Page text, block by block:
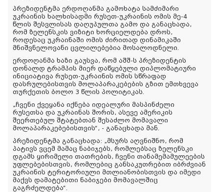
პრეზიდენტმა ერდოღანმა გამოხატა სამძიმარი
უკრაინის ხალხისადმი რუსეთ-უკრაინის ომის მე-4
წლის შესვლისას დაღუპულთა გამო და განაცხადა,
რომ ზელენსკის ვიზიტი ხორციელდება დროს,
როდესაც უკრაინაში ომის ძირითად დინამიკაში
მნიშვნელოვანი ცვლილებებია მოსალოდნელი.
ერდოღანმა ხაზი გაუსვა, რომ აშშ-ს პრეზიდენტის
დონალდ ტრამპის მიერ დაწყებული დიპლომატიური
ინიციატივა რუსეთ-უკრაინის ომის სწრაფად
დასრულებისთვის მოლაპარაკებების გზით ემთხვევა
თურქეთის ბოლო 3 წლის პოლიტიკას.
„ჩვენი ქვეყანა იქნება იდეალური მასპინძელი
რუსეთსა და უკრაინას შორის, ასევე ამერიკის
შეერთებულ შტატებთან შესაძლო მომავალი
მოლაპარაკებებისთვის“, - განაცხადა მან.
პრეზიდენტმა განაცხადა: „მსურს აღვნიშნო, რომ
პატივს ვცემ მამაც ნაბიჯებს, რომლებსაც ზელენსკი
დგამს ყირიმელი თათრების, ჩვენი თანამემამულეების
უფლებებისთვის, რომლებიც განსაკუთრებით იბრძვიან
უკრაინის ტერიტორიული მთლიანობისთვის და იმედი
მაქვს დამატებითი ნაბიჯები მომავალშიც
გაგრძელდება“.